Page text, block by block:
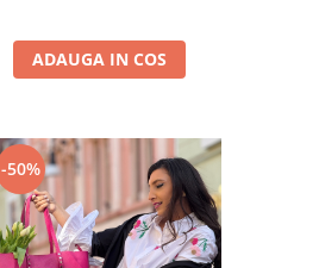
ADAUGA IN COS
-50%